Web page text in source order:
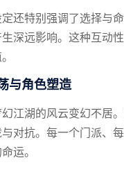
还特别强调了选择与
深远影响。这种互动
与角色塑造
江湖的风云变幻不居
对抗。每一个门派、
运。